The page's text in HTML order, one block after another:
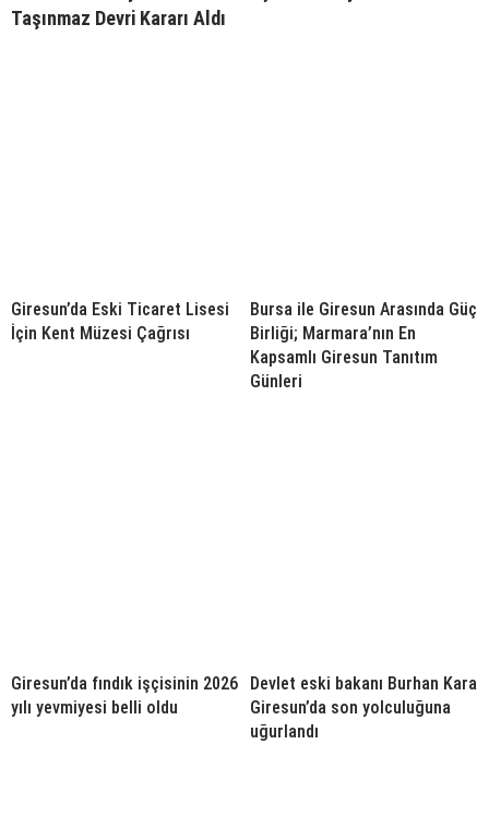
Taşınmaz Devri Kararı Aldı
Giresun’da Eski Ticaret Lisesi
İçin Kent Müzesi Çağrısı
Bursa ile Giresun Arasında Güç
Birliği; Marmara’nın En
Kapsamlı Giresun Tanıtım
Günleri
Giresun’da fındık işçisinin 2026
yılı yevmiyesi belli oldu
Devlet eski bakanı Burhan Kara
Giresun’da son yolculuğuna
uğurlandı